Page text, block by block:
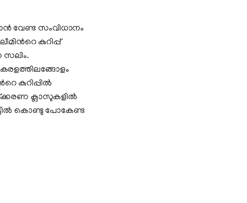
വേണ്ട സംവിധാനം
കുറിപ്പ്
കുറിപ്പിൽ
ക്ലാസുകളില്‍
കൊണ്ടു പോകേണ്ട